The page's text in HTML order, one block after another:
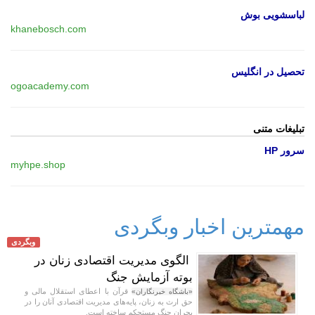
لباسشویی بوش
khanebosch.com
تحصیل در انگلیس
ogoacademy.com
تبلیغات متنی
سرور HP
myhpe.shop
مهمترین اخبار وبگردی
وبگردی
الگوی مدیریت اقتصادی زنان در
بوته آزمایش جنگ
«باشگاه خبرنگاران» قرآن با اعطای استقلال مالی و
حق ارث به زنان، پایه‌های مدیریت اقتصادی آنان را در
بحران جنگ مستحکم ساخته است.